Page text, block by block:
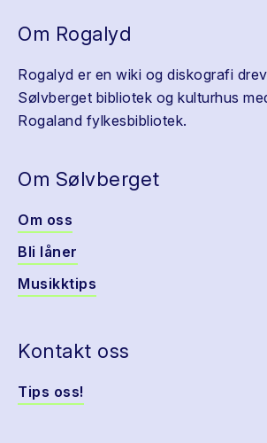
Om Rogalyd
Rogalyd er en wiki og diskografi
Sølvberget bibliotek og kulturhus
Rogaland fylkesbibliotek.
Om Sølvberget
Om oss
Bli låner
Musikktips
Kontakt oss
Tips oss!